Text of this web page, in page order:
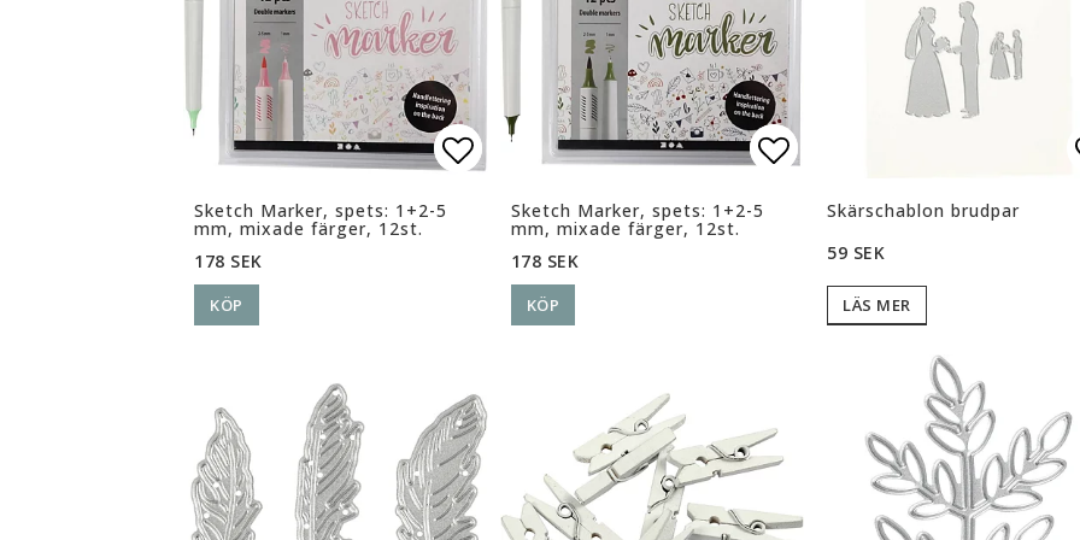
Lägg till i favoritlistan
Lägg till i favoritlistan
Sketch Marker, spets: 1+2-5
mm, mixade färger, 12st.
178 SEK
KÖP
Lägg till i favoritlistan
Lägg till i favoritlistan
Sketch Marker, spets: 1+2-5
mm, mixade färger, 12st.
178 SEK
KÖP
Skärschablon brudpar
59 SEK
LÄS MER